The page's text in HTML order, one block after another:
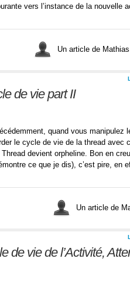
vers l’instance de la nouvelle
Un article de
de vie part II
quand vous manipulez
le cycle de vie de la thread avec
devient orpheline. Bon en
ce que je dis), c’est pire, en
Un article de
de vie de l’Activité,